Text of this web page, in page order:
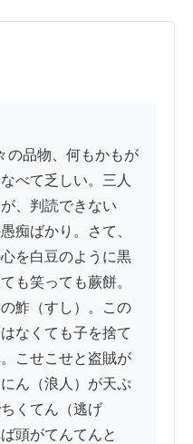
べて乏しい。三人
、判読できない
痴ばかり。さて、
を白豆のように黒
も笑っても蕨餅。
鮓（すし）。この
なくても子を捨て
こせこせと盗賊が
ん（浪人）が天ぷ
くてん（逃げ
頭がてんてんと